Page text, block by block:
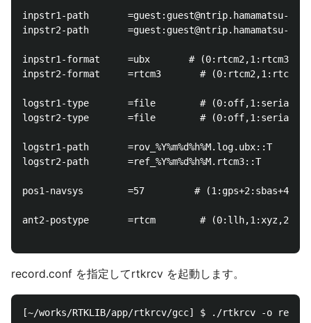
inpstr1-path       =guest:guest@ntrip.hamamatsu-
inpstr2-path       =guest:guest@ntrip.hamamatsu-
inpstr1-format     =ubx       #
inpstr2-format     =rtcm3       #
logstr1-type       =file        #
logstr2-type       =file        #
logstr1-path       =rov_%Y%m%d%h%M.log.ubx::T
logstr2-path       =ref_%Y%m%d%h%M.rtcm3::T
pos1-navsys        =57         #
ant2-postype       =rtcm        #
record.conf を指定してrtkrcv を起動します。
[~/works/RTKLIB/app/rtkrcv/gcc] $ ./rtkrcv -o